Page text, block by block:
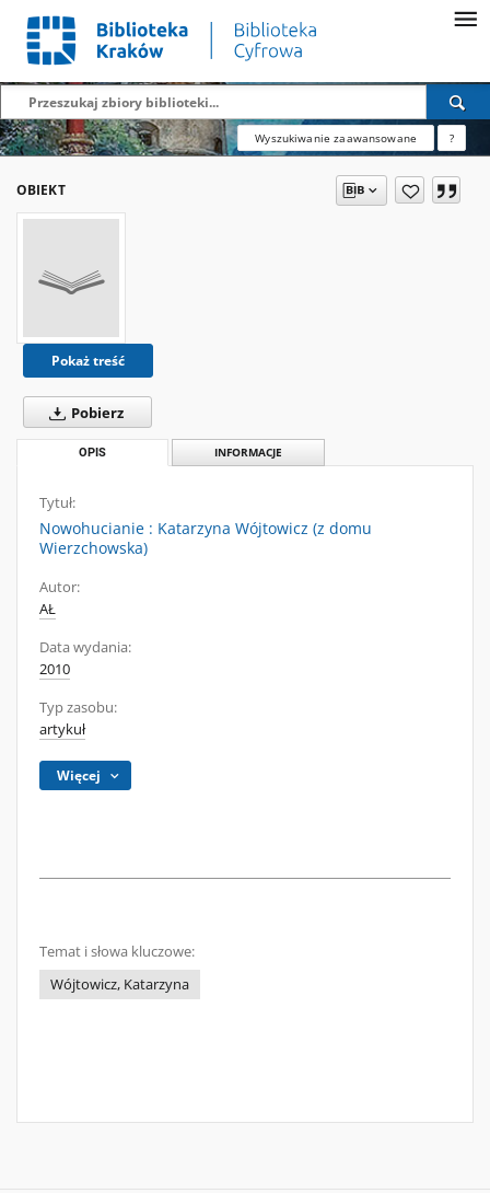
Wyszukiwanie zaawansowane ?
OBIEKT
Pokaż treść
Pobierz
OPIS INFORMACJE
Tytuł:
Nowohucianie : Katarzyna Wójtowicz (z domu
Wierzchowska)
Autor:
AŁ
Data wydania:
2010
Typ zasobu:
artykuł
Więcej
Temat i słowa kluczowe:
Wójtowicz, Katarzyna